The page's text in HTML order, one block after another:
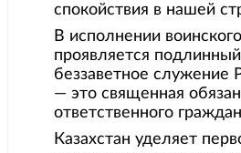
спокойствия в нашей
В исполнении
проявляется
беззаветное служение
— это священная
ответственного
Казахстан уделяет